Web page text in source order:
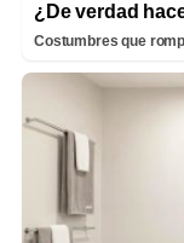
¿De verdad
Costumbres que